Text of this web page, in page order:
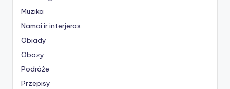
Muzika
Namai ir interjeras
Obiady
Obozy
Podróże
Przepisy